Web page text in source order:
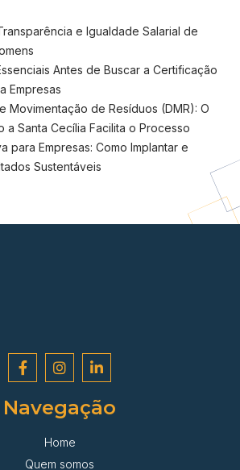
e Igualdade Salarial de
Antes de Buscar a Certificação
Empresas
Movimentação de Resíduos (DMR): O
a Santa Cecília Facilita o Processo
para Empresas: Como Implantar e
Sustentáveis
Navegação
Home
Quem somos